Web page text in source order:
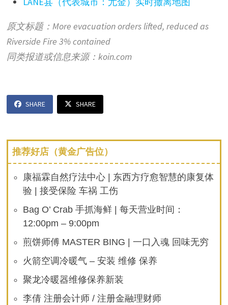
原文标题：More evacuation orders lifted, reduced as
Riverside Fire 3% contained
同类报道或信息来源： koin.com
SHARE SHARE
推荐好店（黄金广告位）
康福霖自然疗法中心 | 东西方疗愈智慧的康复体
验 | 接受保险 车祸 工伤
Bag O’ Crab 手抓海鲜 | 每天营业时间：
12:00pm – 9:00pm
煎饼师傅 MASTER BING | 一口入魂 回味无穷
火箭空调冷暖气 – 安装 维修 保养
聚龙冷暖器维修保养新装
李倩 注册会计师 / 注册金融理财师